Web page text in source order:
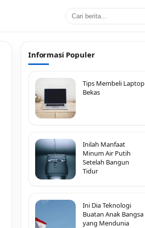
Informasi Populer
Tips Membeli Laptop
Bekas
Inilah Manfaat
Minum Air Putih
Setelah Bangun
Tidur
Ini Dia Teknologi
Buatan Anak Bangsa
yang Mendunia